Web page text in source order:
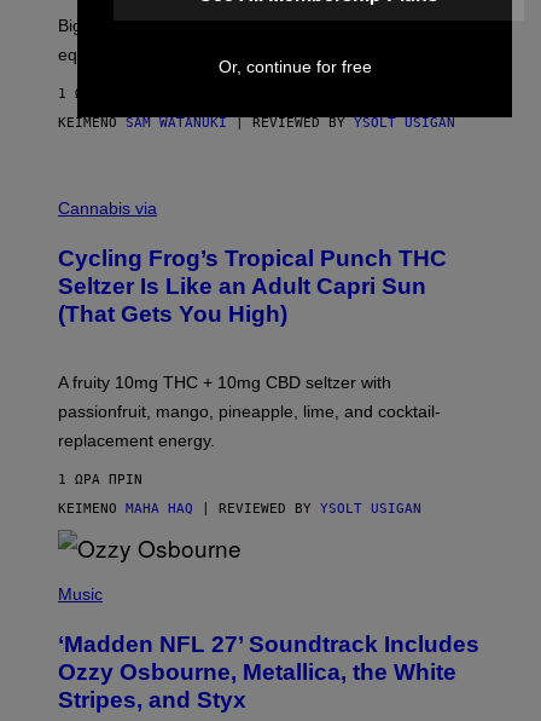
E
Big screen, bigger bass, and zero extra boxes or
equipment needed under the TV stand.
1 ΏΡΑ ΠΡΙΝ
ΚΕΊΜΕΝΟSAM WATANUKI| REVIEWED BYYSOLT USIGAN
A
H
A
Q
F
I
C
E
Cannabis via
Cycling Frog’s Tropical Punch THC
Seltzer Is Like an Adult Capri Sun
(That Gets You High)
A fruity 10mg THC + 10mg CBD seltzer with
passionfruit, mango, pineapple, lime, and cocktail-
replacement energy.
1 ΏΡΑ ΠΡΙΝ
ΚΕΊΜΕΝΟ MAHA HAQ | REVIEWED BY YSOLT USIGAN
H
O
B
Y
N
Music
‘Madden NFL 27’ Soundtrack Includes
Ozzy Osbourne, Metallica, the White
Stripes, and Styx
Or, continue for free